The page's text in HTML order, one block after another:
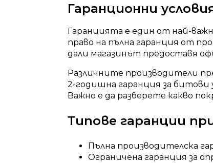
Гаранционни
Гаранцията е един от най-
право на пълна гаранция от
дали магазинът предоставя
Различните производители
2-годишна гаранция за битови
Важно е да разберете какво
Типове гаранции
Пълна производителска
Ограничена гаранция за